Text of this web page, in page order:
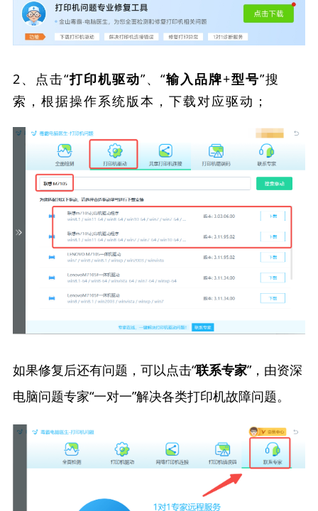
2、点击“打印机驱动”、“输入品牌+型号”搜
索，根据操作系统版本，下载对应驱动；
如果修复后还有问题，可以点击“联系专家”，由资深
电脑问题专家“一对一”解决各类打印机故障问题。